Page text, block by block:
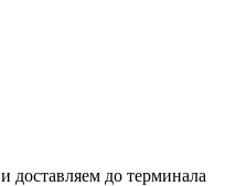
доставляем до терминала